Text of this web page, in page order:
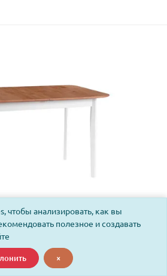
Люкс/Sonata Lux,
сосны, антик/белый, 120-
чтобы анализировать, как вы
полезное и создавать
×